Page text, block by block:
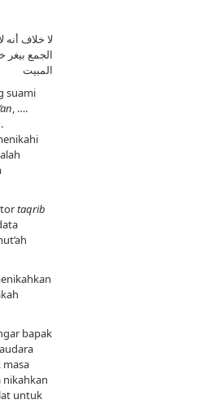
لا خلاف أنه
الجمع بيغر
المبيت
suami
, ….
taqrib
bapak
nikahkan
untuk